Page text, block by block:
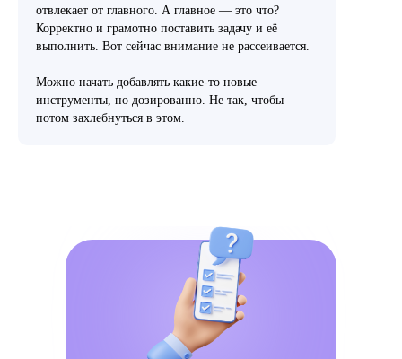
отвлекает от главного. А главное — это что?
Корректно и грамотно поставить задачу и её
выполнить. Вот сейчас внимание не рассеивается.
Можно начать добавлять какие-то новые
инструменты, но дозированно. Не так, чтобы
потом захлебнуться в этом.